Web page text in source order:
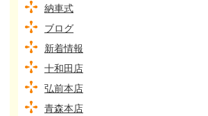
納車式
ブログ
新着情報
十和田店
弘前本店
青森本店